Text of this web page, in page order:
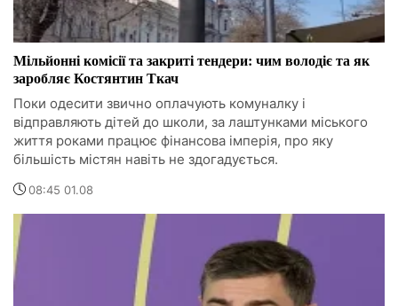
Мільйонні комісії та закриті тендери: чим володіє та як
заробляє Костянтин Ткач
Поки одесити звично оплачують комуналку і
відправляють дітей до школи, за лаштунками міського
життя роками працює фінансова імперія, про яку
більшість містян навіть не здогадується.
08:45 01.08